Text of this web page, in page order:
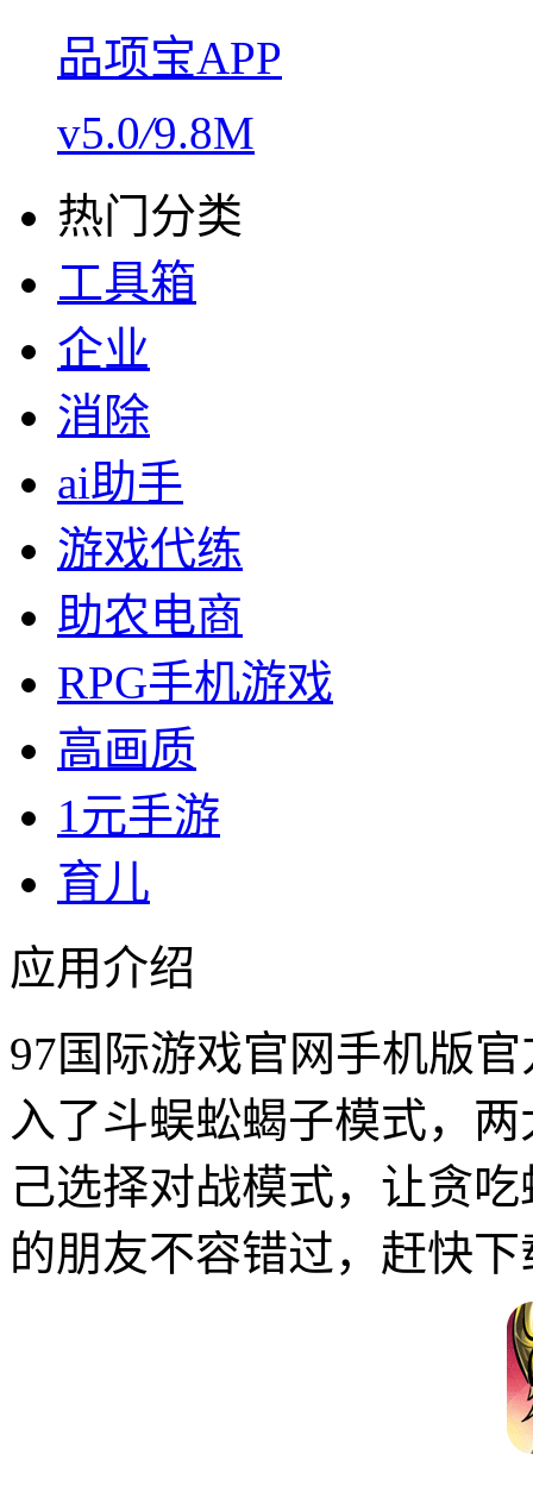
品项宝APP
v5.0/9.8M
热门分类
工具箱
企业
消除
ai助手
游戏代练
助农电商
RPG手机游戏
高画质
1元手游
育儿
应用介绍
97国际游戏官网手机版
入了斗蜈蚣蝎子模式，
己选择对战模式，让贪
的朋友不容错过，赶快